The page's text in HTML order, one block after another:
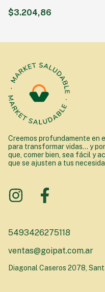
$3.204,86
Creemos profundamente en
para transformar vidas... y
que, comer bien, sea fácil y
que se ajusten a tus
5493426275118
ventas@goipat.com.ar
Diagonal Caseros 2078,